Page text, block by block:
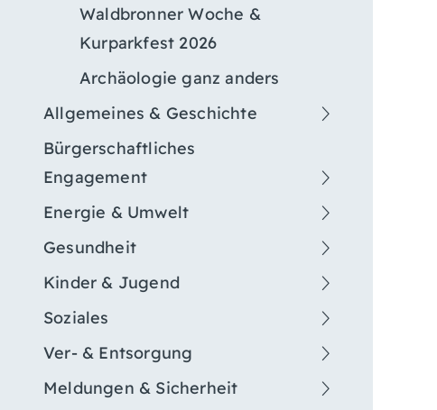
Waldbronner Woche &
Kurparkfest 2026
Archäologie ganz anders
Allgemeines & Geschichte
Bürgerschaftliches
Engagement
Energie & Umwelt
Gesundheit
Kinder & Jugend
Soziales
Ver- & Entsorgung
Meldungen & Sicherheit